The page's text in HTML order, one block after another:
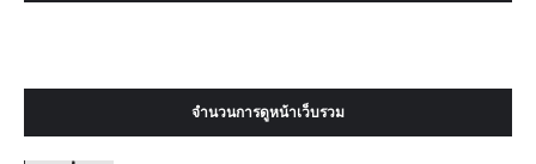
จำนวนการดูหน้าเว็บรวม